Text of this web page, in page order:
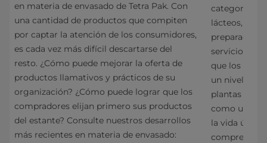
en materia de envasado de Tetra Pak. Con
una cantidad de productos que compiten
por captar la atención de los consumidores,
es cada vez más difícil descartarse del
resto. ¿Cómo puede mejorar la oferta de
productos llamativos y prácticos de su
organización? ¿Cómo puede lograr que los
compradores elijan primero sus productos
del estante? Consulte nuestros desarrollos
más recientes en materia de envasado:
categorías
lácteos,
preparados
servicios de
que los
un nivel
plantas con
como un
la vida útil
comprensión